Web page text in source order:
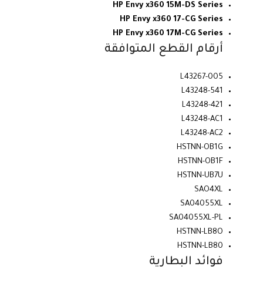
HP Envy x360 15M-DS Series
HP Envy x360 17-CG Series
HP Envy x360 17M-CG Series
أرقام القطع المتوافقة
L43267-005
L43248-541
L43248-421
L43248-AC1
L43248-AC2
HSTNN-OB1G
HSTNN-OB1F
HSTNN-UB7U
SAO4XL
SA04055XL
SA04055XL-PL
HSTNN-LB8O
HSTNN-LB80
فوائد البطارية